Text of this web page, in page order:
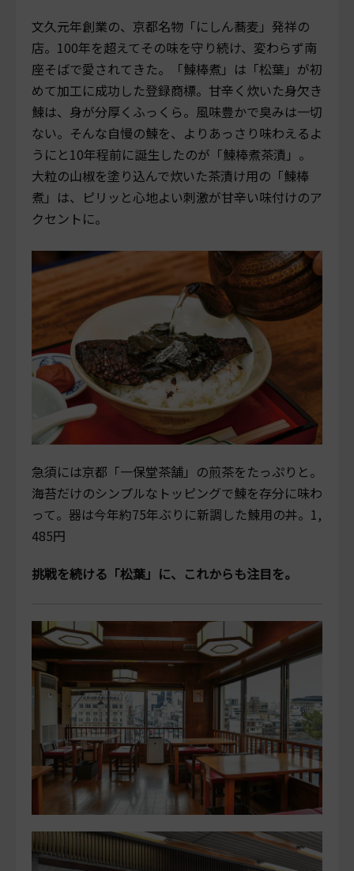
文久元年創業の、京都名物「にしん蕎麦」発祥の
店。100年を超えてその味を守り続け、変わらず南
座そばで愛されてきた。「鰊棒煮」は「松葉」が初
めて加工に成功した登録商標。甘辛く炊いた身欠き
鰊は、身が分厚くふっくら。風味豊かで臭みは一切
ない。そんな自慢の鰊を、よりあっさり味わえるよ
うにと10年程前に誕生したのが「鰊棒煮茶漬」。
大粒の山椒を塗り込んで炊いた茶漬け用の「鰊棒
煮」は、ピリッと心地よい刺激が甘辛い味付けのア
クセントに。
急須には京都「一保堂茶舗」の煎茶をたっぷりと。
海苔だけのシンプルなトッピングで鰊を存分に味わ
って。器は今年約75年ぶりに新調した鰊用の丼。1,
485円
挑戦を続ける「松葉」に、これからも注目を。